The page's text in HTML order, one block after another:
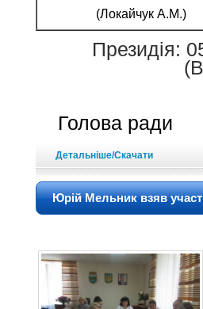
(Локайчук А.М.)
Президія:
Детальніше/Скачати
Юрій Мельник взяв участь